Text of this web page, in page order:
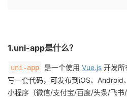
者
发
Programs
的
1.uni-app是什么？
uni-app 是一个使用 Vue.js 开发所
写一套代码，可发布到iOS、Android
小程序（微信/支付宝/百度/头条/飞